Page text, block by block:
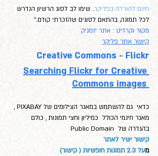
חינם להורדה בפליקר. שימו לב לסוג הרשיון הנדרש
לכל תמונה, בהתאם לסוגים שהזכרתי קודם."
מקור וקרדיט : אתר יזמניק
קישור אתר פליקר
Creative Commons - Flickr
Searching Flickr for Creative
Commons images
כדאי  גם להשתמש במאגר הצילומים של PIXABAY ,
מאגר חינמי הכולל  כמיליון וחצי תמונות , כולם
בהגדרה של  Public Domain
קישור ישיר לאתר
מעל 2.3 תמונות חופשיות ( קישור)